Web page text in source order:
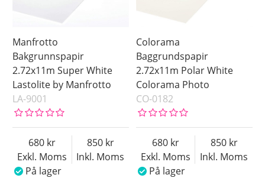
Manfrotto
Bakgrunnspapir
2.72x11m Super White
Lastolite by Manfrotto
LA-9001
Exkl. Moms
680
Inkl. Moms
850
På lager
Colorama
Baggrundspapir
2.72x11m Polar White
Colorama Photo
CO-0182
Exkl. Moms
680
Inkl. Moms
850
På lager